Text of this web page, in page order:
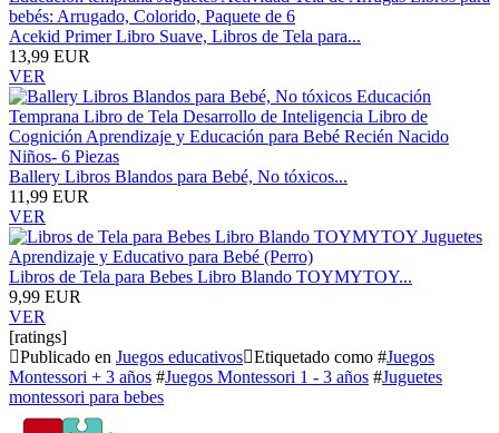
Acekid Primer Libro Suave, Libros de Tela para...
13,99 EUR
VER
Ballery Libros Blandos para Bebé, No tóxicos...
11,99 EUR
VER
Libros de Tela para Bebes Libro Blando TOYMYTOY...
9,99 EUR
VER
[ratings]
Publicado en Juegos educativos Etiquetado como #Juegos
Montessori + 3 años #Juegos Montessori 1 - 3 años #Juguetes
montessori para bebes